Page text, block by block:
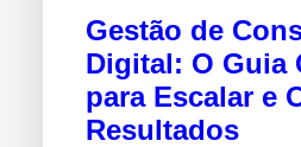
Gestão de
Digital: O Guia
para Escalar e
Resultados